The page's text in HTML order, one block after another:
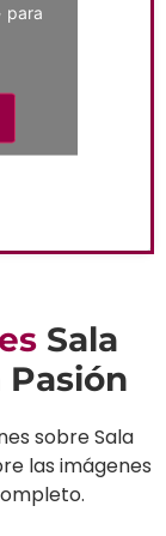
para
Sala
Pasión
sobre Sala
las imágenes